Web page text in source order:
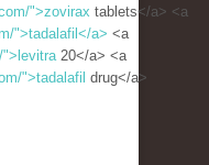
">zovirax tablets</a> <a
">tadalafil</a> <a
">levitra20</a> <a
">tadalafil drug</a>